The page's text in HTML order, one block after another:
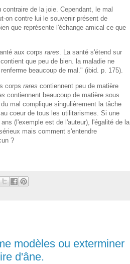
de la joie. Cependant, le mal
on contre lui le souvenir présent de
que représente l'échange amical ce que
aux corps rares. La santé s'étend sur
que peu de bien. la maladie ne
beaucoup de mal." (ibid. p. 175).
corps rares contiennent peu de matière
contiennent beaucoup de matière sous
mal complique singulièrement la tâche
coeur de tous les utilitarismes. Si une
(l'exemple est de l'auteur), l'égalité de la
mais comment s'entendre
?
modèles ou exterminer
d'âne.